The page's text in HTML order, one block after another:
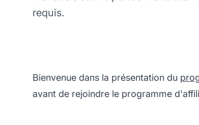
requis.
Bienvenue dans la présentation du
avant de rejoindre le programme